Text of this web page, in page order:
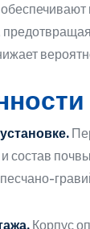
состав
Корпус